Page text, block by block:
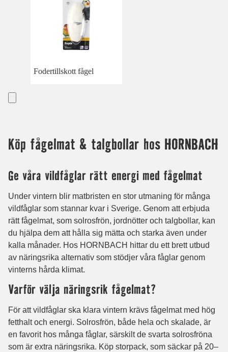
Fodertillskott fågel